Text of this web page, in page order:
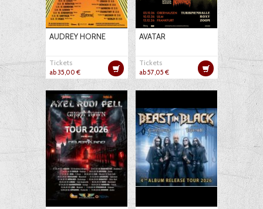
AUDREY HORNE
Tickets
ab 35,00 €
AVATAR
Tickets
ab 57,05 €